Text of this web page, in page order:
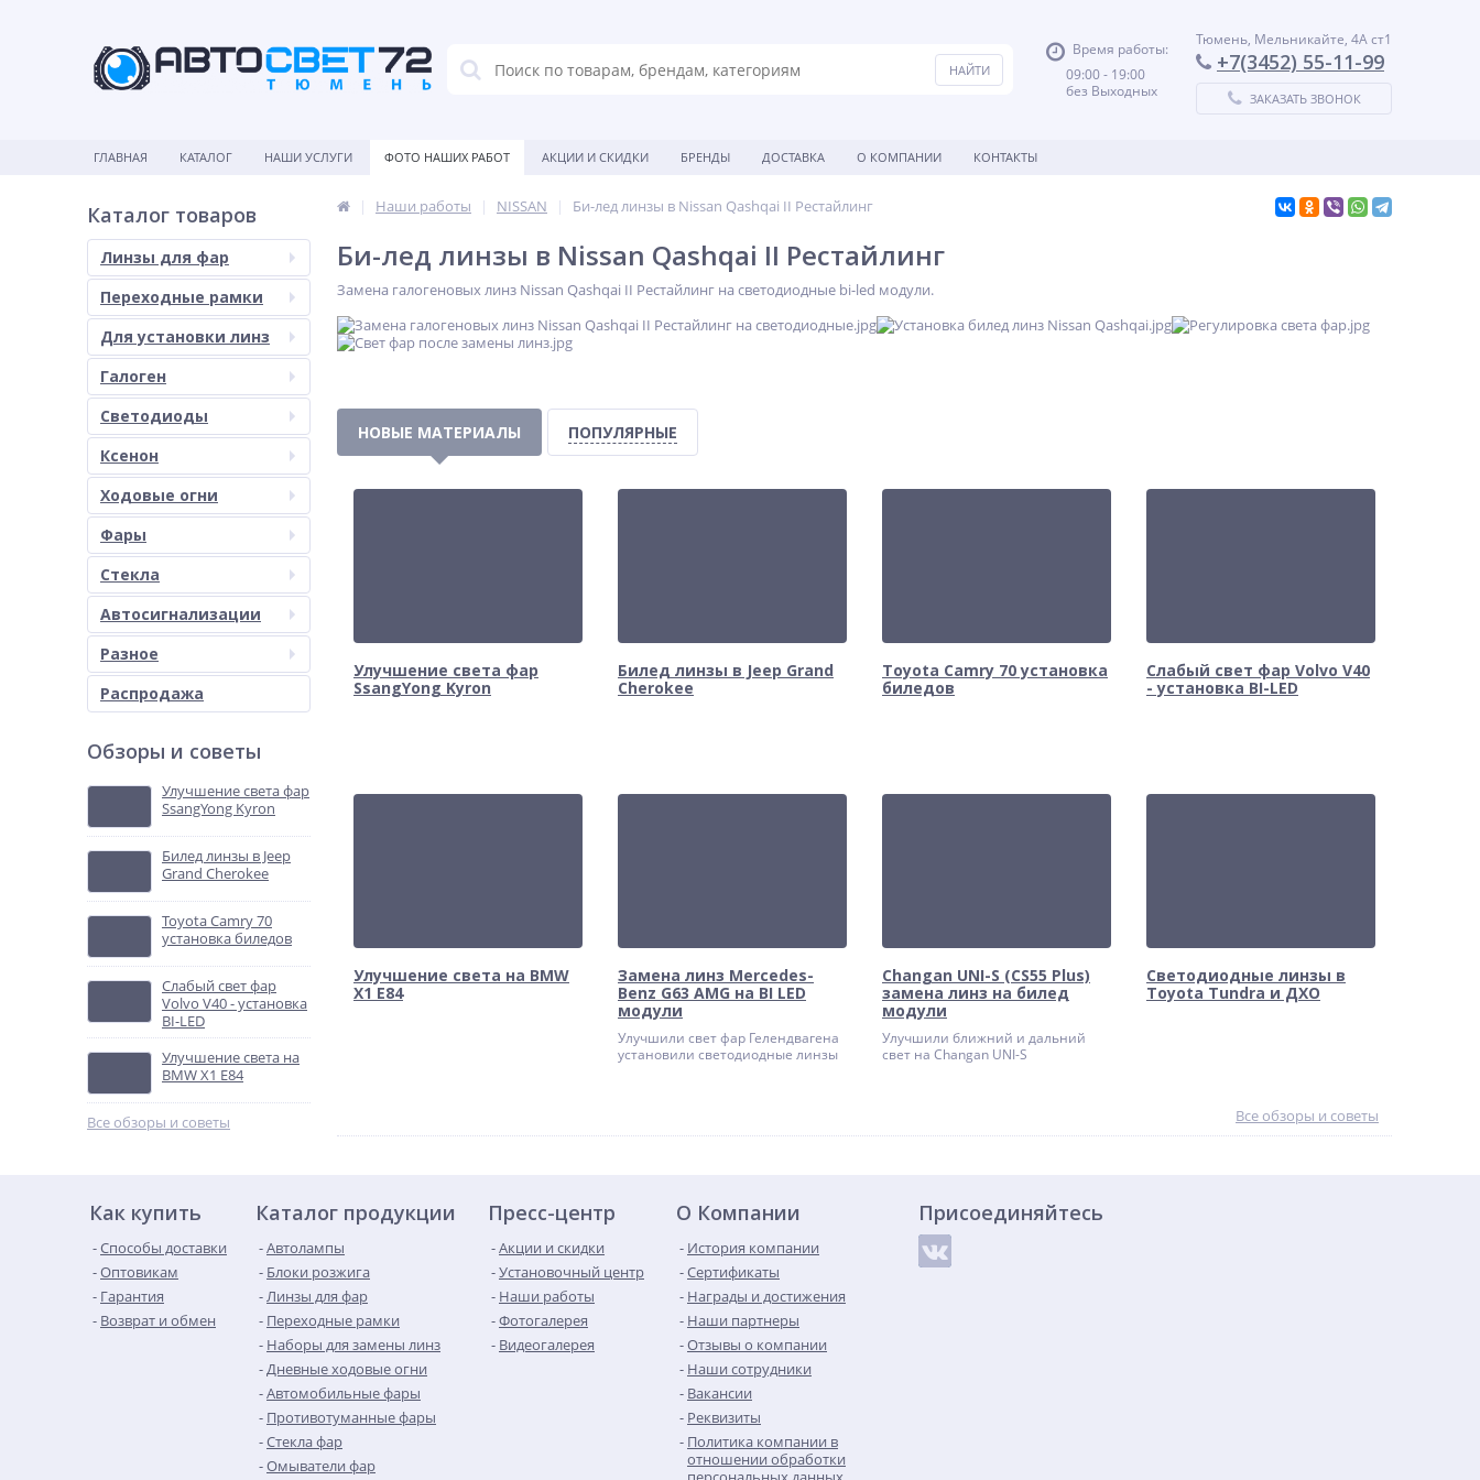
Время работы:
09:00 - 19:00
без Выходных
Тюмень, Мельникайте, 4А ст1
+7(3452) 55-11-99
ЗАКАЗАТЬ ЗВОНОК
ГЛАВНАЯ КАТАЛОГ НАШИ УСЛУГИ ФОТО НАШИХ РАБОТ АКЦИИ И СКИДКИ БРЕНДЫ ДОСТАВКА О КОМПАНИИ КОНТАКТЫ
Каталог товаров
Линзы для фар
Переходные рамки
Для установки линз
Галоген
Светодиоды
Ксенон
Ходовые огни
Фары
Стекла
Автосигнализации
Разное
Распродажа
Обзоры и советы
Улучшение света фар
SsangYong Kyron
Билед линзы в Jeep
Grand Cherokee
Toyota Camry 70
установка биледов
Слабый свет фар
Volvo V40 - установка
BI-LED
Улучшение света на
BMW X1 E84
Все обзоры и советы
Наши работы NISSAN Би-лед линзы в Nissan Qashqai II Рестайлинг
Би-лед линзы в Nissan Qashqai II Рестайлинг
Замена галогеновых линз Nissan Qashqai II Рестайлинг на светодиодные bi-led модули.
НОВЫЕ МАТЕРИАЛЫ ПОПУЛЯРНЫЕ
Улучшение света фар
SsangYong Kyron
Билед линзы в Jeep Grand
Cherokee
Toyota Camry 70 установка
биледов
Слабый свет фар Volvo V40
- установка BI-LED
Улучшение света на BMW
X1 E84
Замена линз Mercedes-
Benz G63 AMG на BI LED
модули
Улучшили свет фар Гелендвагена
установили светодиодные линзы
Changan UNI-S (CS55 Plus)
замена линз на билед
модули
Улучшили ближний и дальний
свет на Changan UNI-S
Светодиодные линзы в
Toyota Tundra и ДХО
Все обзоры и советы
Как купить
Способы доставки
Оптовикам
Гарантия
Возврат и обмен
Каталог продукции
Автолампы
Блоки розжига
Линзы для фар
Переходные рамки
Наборы для замены линз
Дневные ходовые огни
Автомобильные фары
Противотуманные фары
Стекла фар
Омыватели фар
Пресс-центр
Акции и скидки
Установочный центр
Наши работы
Фотогалерея
Видеогалерея
О Компании
История компании
Сертификаты
Награды и достижения
Наши партнеры
Отзывы о компании
Наши сотрудники
Вакансии
Реквизиты
Политика компании в
отношении обработки
Присоединяйтесь